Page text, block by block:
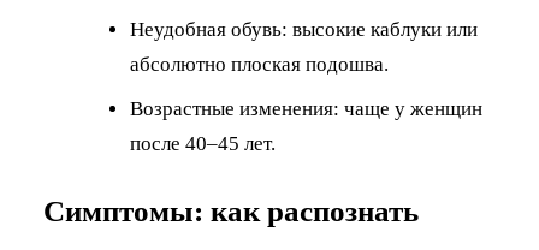
Неудобная обувь: высокие каблуки или
абсолютно плоская подошва.
Возрастные изменения: чаще у женщин
после 40–45 лет.
Симптомы: как распознать